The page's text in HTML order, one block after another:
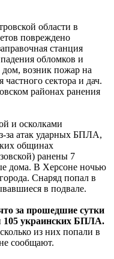
области в
повреждено
станция
обломков и
возник пожар на
сектора и дач.
районах ранения
и осколками
за атак ударных БПЛА,
общинах
ранены 7
дома. В Херсоне ночью
Снаряд попал в
в подвале.
за прошедшие сутки
105 украинских БПЛА.
из них попали в
сообщают.